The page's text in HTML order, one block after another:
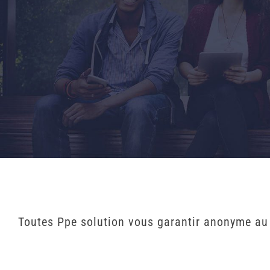
Toutes Ppe solution vous garantir anonyme